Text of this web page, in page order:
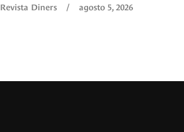
Revista Diners / agosto 5, 2026